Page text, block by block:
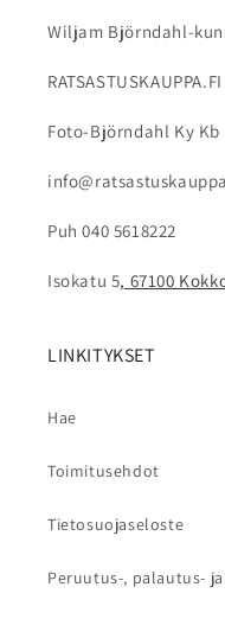
Wiljam Björndahl-
RATSASTUSKAUPPA.FI
Foto-Björndahl Ky Kb
Puh 040 5618222
Isokatu 5, 67100
LINKITYKSET
Hae
Toimitusehdot
Tietosuojaseloste
Peruutus-, palautus-